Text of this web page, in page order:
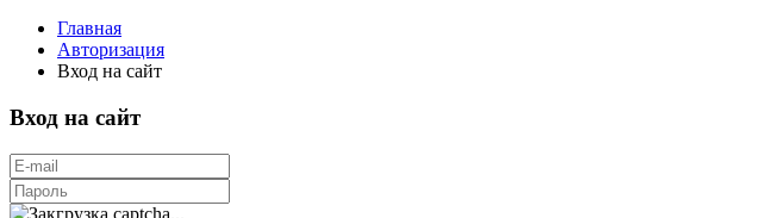
Главная
Авторизация
Вход на сайт
Вход на сайт